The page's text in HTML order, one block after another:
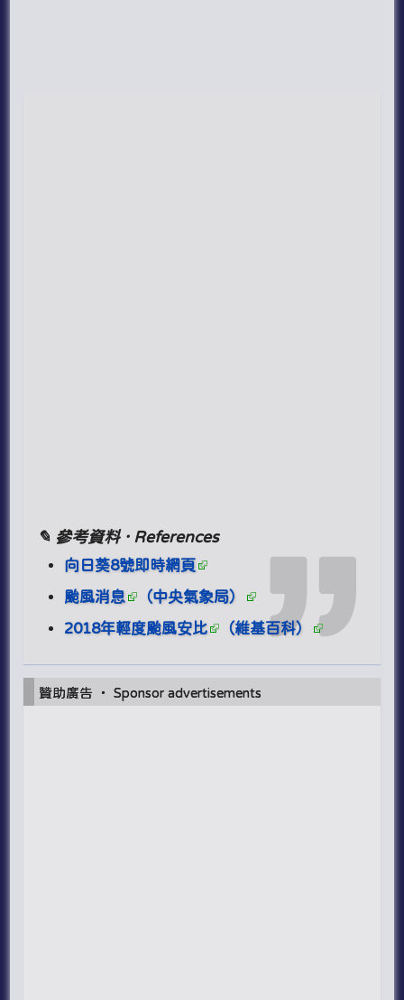
✎ 參考資料 · References
向日葵8號即時網頁
颱風消息 （中央氣象局）
2018年輕度颱風安比 （維基百科）
贊助廣告 ‧ Sponsor advertisements